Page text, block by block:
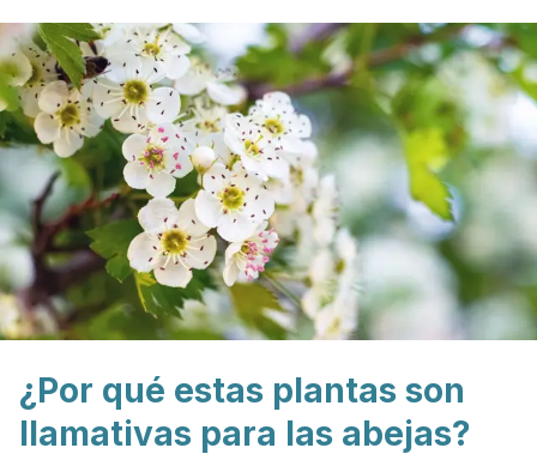
¿Por qué estas plantas son
llamativas para las abejas?